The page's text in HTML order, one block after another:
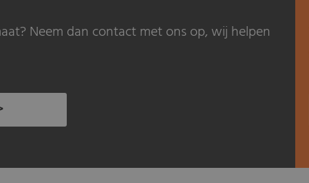
Neem dan contact met ons op, wij helpen